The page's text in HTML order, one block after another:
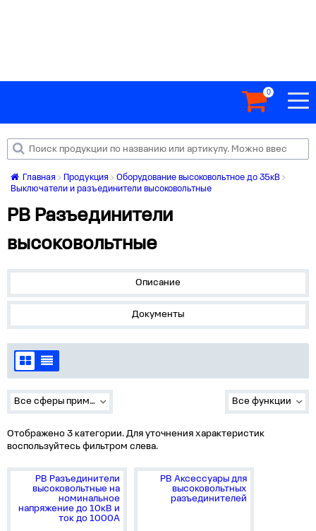
0
Главная Продукция
Оборудование высоковольтное до 35кВ
Выключатели и разъединители высоковольтные
РВ Разъединители
высоковольтные
Описание
Документы
Все сферы применения Все функции
Отображено 3 категории. Для уточнения характеристик
воспользуйтесь фильтром слева.
РВ Разъединители
высоковольтные на
номинальное
напряжение до 10кВ и
ток до 1000А
РВ Аксессуары для
высоковольтных
разъединителей